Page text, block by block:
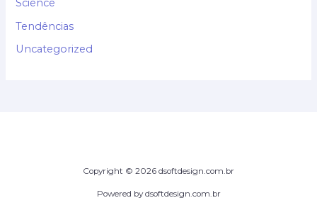
Science
Tendências
Uncategorized
Copyright © 2026 dsoftdesign.com.br
Powered by dsoftdesign.com.br